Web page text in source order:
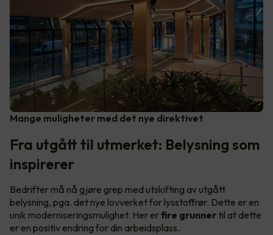
Mange muligheter med det nye direktivet
Fra utgått til utmerket: Belysning som
inspirerer
Bedrifter må nå gjøre grep med utskifting av utgått
belysning, pga. det nye lovverket for lysstoffrør. Dette er en
unik moderniseringsmulighet. Her erfire grunner til at dette
er en positiv endring for din arbeidsplass.